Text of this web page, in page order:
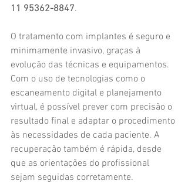
11 95362-8847.
O tratamento com implantes é seguro e
minimamente invasivo, graças à
evolução das técnicas e equipamentos.
Com o uso de tecnologias como o
escaneamento digital e planejamento
virtual, é possível prever com precisão o
resultado final e adaptar o procedimento
às necessidades de cada paciente. A
recuperação também é rápida, desde
que as orientações do profissional
sejam seguidas corretamente.